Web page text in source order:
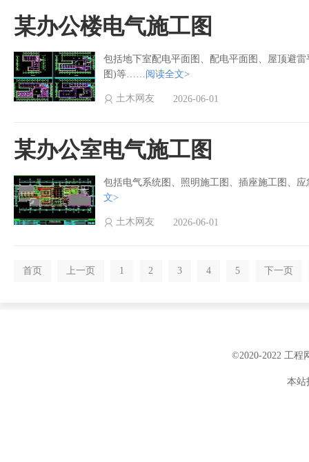
某办公楼电气施工图
包括地下室配电平面图、配电平面图、屋顶避
图)等……阅读全文>
土木网友 2026-06-01
某办公室电气施工图
包括电气系统图、照明施工图、插座施工图、
文>
土木网友 2026-06-01
首页 上一页 1 2 3 4 5 下一页
©2020-2022 工程
本站